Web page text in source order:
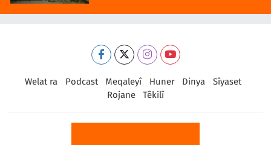
Welat ra Podcast Meqaleyî Huner Dinya
Sîyaset
Rojane
Têkilî